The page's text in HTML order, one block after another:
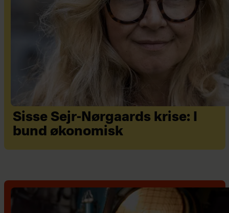
Sisse Sejr-Nørgaards krise: I
bund økonomisk